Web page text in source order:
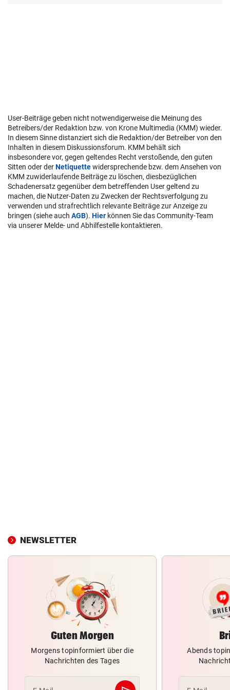
User-Beiträge geben nicht notwendigerweise die Meinung des
Betreibers/der Redaktion bzw. von Krone Multimedia (KMM) wieder.
In diesem Sinne distanziert sich die Redaktion/der Betreiber von den
Inhalten in diesem Diskussionsforum. KMM behält sich
insbesondere vor, gegen geltendes Recht verstoßende, den guten
Sitten oder derNetiquettewidersprechende bzw. dem Ansehen von
KMM zuwiderlaufende Beiträge zu löschen, diesbezüglichen
Schadenersatz gegenüber dem betreffenden User geltend zu
machen, die Nutzer-Daten zu Zwecken der Rechtsverfolgung zu
verwenden und strafrechtlich relevante Beiträge zur Anzeige zu
bringen (siehe auch AGB). Hier können Sie das Community-Team
via unserer Melde- und Abhilfestelle kontaktieren.
NEWSLETTER
Guten Morgen
Morgens topinformiert über die
Nachrichten des Tages
Abends